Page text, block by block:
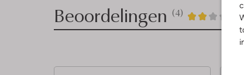
Beoordelingen (4) 4
2